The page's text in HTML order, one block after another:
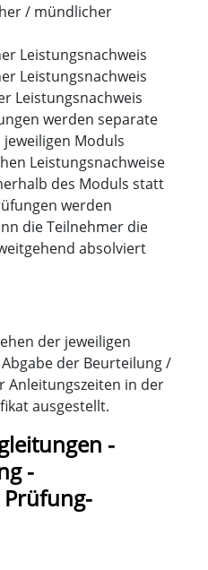
/ mündlicher
Leistungsnachweis
Leistungsnachweis
Leistungsnachweis
werden separate
Moduls
Leistungsnachweise
des Moduls statt
werden
die Teilnehmer die
absolviert
der jeweiligen
der Beurteilung /
Anleitungszeiten in der
ausgestellt.
-
-